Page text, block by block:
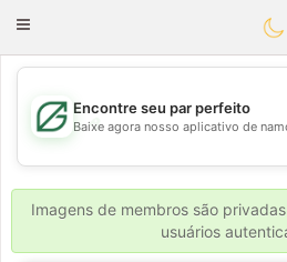
Toggle
💖
💕
Encontre seu par perfeito
Baixe agora nosso aplicativo de
Imagens de membros são
usuários